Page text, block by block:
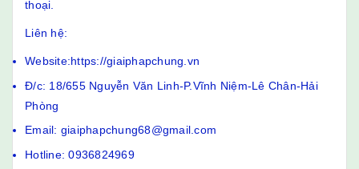
thoại.
Liên hệ:
Website:https://giaiphapchung.vn
Đ/c: 18/655 Nguyễn Văn Linh-P.Vĩnh Niệm-Lê Chân-Hải
Phòng
Email: giaiphapchung68@gmail.com
Hotline: 0936824969